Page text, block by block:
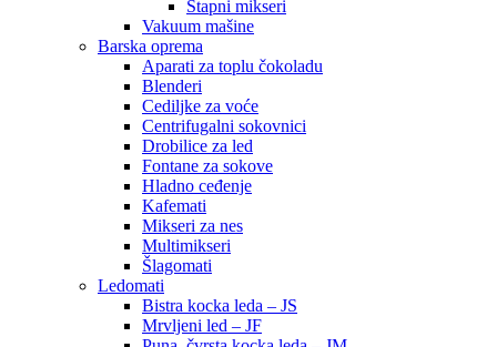
Štapni mikseri
Vakuum mašine
Barska oprema
Aparati za toplu čokoladu
Blenderi
Cediljke za voće
Centrifugalni sokovnici
Drobilice za led
Fontane za sokove
Hladno ceđenje
Kafemati
Mikseri za nes
Multimikseri
Šlagomati
Ledomati
Bistra kocka leda – JS
Mrvljeni led – JF